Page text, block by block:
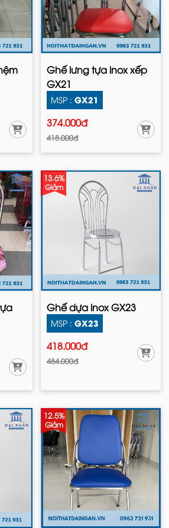
Ghế lưng tựa inox xếp
GX21
MSP : GX21
374.000đ
418.000đ
13.6%
Giảm
Ghế dựa inox GX23
MSP : GX23
418.000đ
484.000đ
12.5%
Giảm